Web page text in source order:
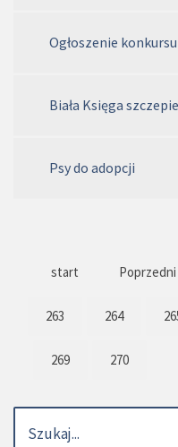
Ogłoszenie
Biała Księga
Psy do adopcji
start
263 264
269 270